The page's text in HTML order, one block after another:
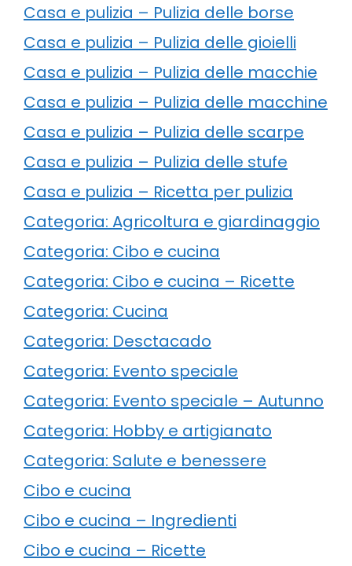
Casa e pulizia – Pulizia delle borse
Casa e pulizia – Pulizia delle gioielli
Casa e pulizia – Pulizia delle macchie
Casa e pulizia – Pulizia delle macchine
Casa e pulizia – Pulizia delle scarpe
Casa e pulizia – Pulizia delle stufe
Casa e pulizia – Ricetta per pulizia
Categoria: Agricoltura e giardinaggio
Categoria: Cibo e cucina
Categoria: Cibo e cucina – Ricette
Categoria: Cucina
Categoria: Desctacado
Categoria: Evento speciale
Categoria: Evento speciale – Autunno
Categoria: Hobby e artigianato
Categoria: Salute e benessere
Cibo e cucina
Cibo e cucina – Ingredienti
Cibo e cucina – Ricette